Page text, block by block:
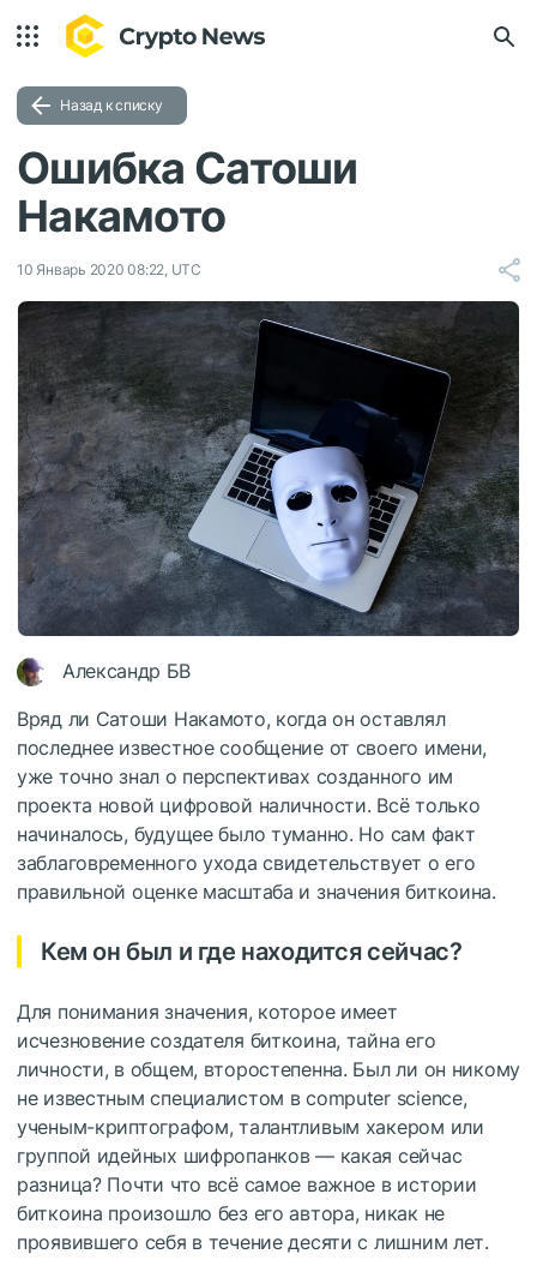
Назад к списку
Ошибка Сатоши
Накамото
10 Январь 2020 08:22, UTC
Александр БВ
Вряд ли Сатоши Накамото, когда он оставлял
последнее известное сообщение от своего имени,
уже точно знал о перспективах созданного им
проекта новой цифровой наличности. Всё только
начиналось, будущее было туманно. Но сам факт
заблаговременного ухода свидетельствует о его
правильной оценке масштаба и значения биткоина.
Кем он был и где находится сейчас?
Для понимания значения, которое имеет
исчезновение создателя биткоина, тайна его
личности, в общем, второстепенна. Был ли он никому
не известным специалистом в computer science,
ученым-криптографом, талантливым хакером или
группой идейных шифропанков — какая сейчас
разница? Почти что всё самое важное в истории
биткоина произошло без его автора, никак не
проявившего себя в течение десяти с лишним лет.